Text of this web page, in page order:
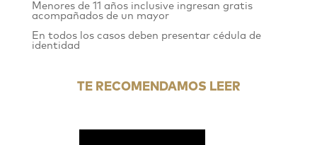
Menores de 11 años inclusive ingresan gratis
acompañados de un mayor
En todos los casos deben presentar cédula de
identidad
TE RECOMENDAMOS LEER